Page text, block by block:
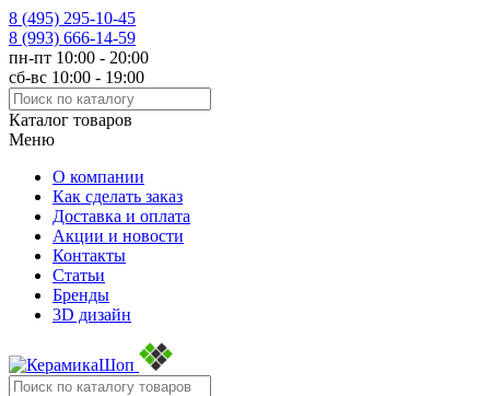
8 (495) 295-10-45
8 (993) 666-14-59
пн-пт 10:00 - 20:00
сб-вс 10:00 - 19:00
Каталог товаров
Меню
О компании
Как сделать заказ
Доставка и оплата
Акции и новости
Контакты
Статьи
Бренды
3D дизайн